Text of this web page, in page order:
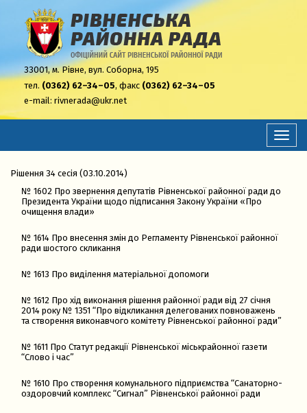
33001,м. Рівне, вул. Соборна, 195
тел. (0362) 62–34–05, факс (0362) 62–34–05
e-mail: rivnerada@ukr.net
Рішення 34 сесія (03.10.2014)
№ 1602 Про звернення депутатів Рівненської районної ради до
Президента України щодо підписання Закону України «Про
очищення влади»
№ 1614 Про внесення змін до Регламенту Рівненської районної
ради шостого скликання
№ 1613 Про виділення матеріальної допомоги
№ 1612 Про хід виконання рішення районної ради від 27 січня
2014 року № 1351 “Про відкликання делегованих повноважень
та створення виконавчого комітету Рівненської районної ради”
№ 1611 Про Статут редакції Рівненської міськрайонної газети
“Слово і час”
№ 1610 Про створення комунального підприємства “Санаторно-
оздоровчий комплекс “Сигнал” Рівненської районної ради